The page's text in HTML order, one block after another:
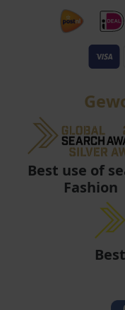
Best use of
Fashion